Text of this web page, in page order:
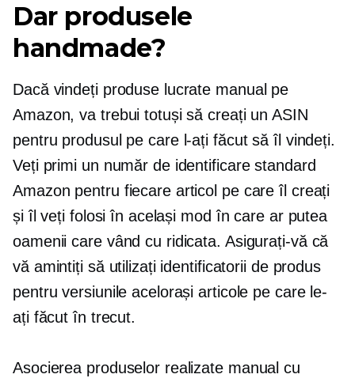
Dar produsele
handmade?
Dacă vindeți produse lucrate manual pe
Amazon, va trebui totuși să creați un ASIN
pentru produsul pe care l-ați făcut să îl vindeți.
Veți primi un număr de identificare standard
Amazon pentru fiecare articol pe care îl creați
și îl veți folosi în același mod în care ar putea
oamenii care vând cu ridicata. Asigurați-vă că
vă amintiți să utilizați identificatorii de produs
pentru versiunile acelorași articole pe care le-
ați făcut în trecut.
Asocierea produselor realizate manual cu